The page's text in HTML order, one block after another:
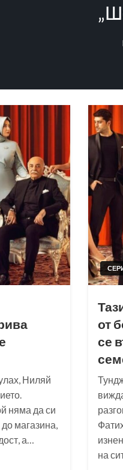
Ниляй
няма да си
магазина,
а…
от
се
на